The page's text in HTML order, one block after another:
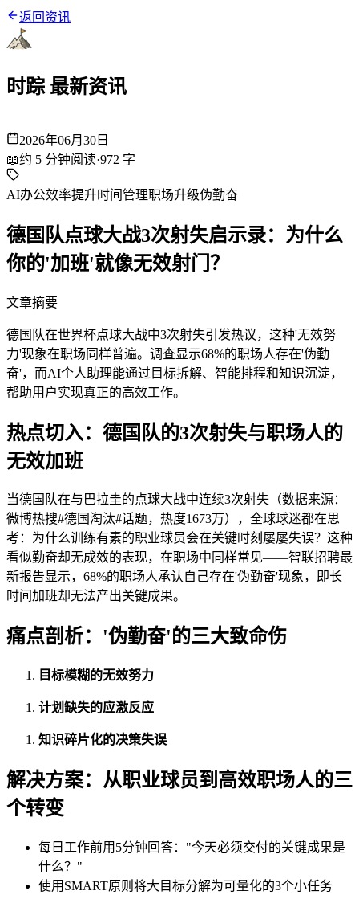
返回资讯
时踪 最新资讯
2026年06月30日
📖约 5 分钟阅读·972 字
AI办公效率提升时间管理职场升级伪勤奋
德国队点球大战3次射失启示录：为什么
你的'加班'就像无效射门？
文章摘要
德国队在世界杯点球大战中3次射失引发热议，这种'无效努
力'现象在职场同样普遍。调查显示68%的职场人存在'伪勤
奋'，而AI个人助理能通过目标拆解、智能排程和知识沉淀，
帮助用户实现真正的高效工作。
热点切入：德国队的3次射失与职场人的
无效加班
当德国队在与巴拉圭的点球大战中连续3次射失（数据来源：
微博热搜#德国淘汰#话题，热度1673万），全球球迷都在思
考：为什么训练有素的职业球员会在关键时刻屡屡失误？这种
看似勤奋却无成效的表现，在职场中同样常见——智联招聘最
新报告显示，68%的职场人承认自己存在'伪勤奋'现象，即长
时间加班却无法产出关键成果。
痛点剖析：'伪勤奋'的三大致命伤
目标模糊的无效努力
计划缺失的应激反应
知识碎片化的决策失误
解决方案：从职业球员到高效职场人的三
个转变
每日工作前用5分钟回答："今天必须交付的关键成果是
什么？"
使用SMART原则将大目标分解为可量化的3个小任务